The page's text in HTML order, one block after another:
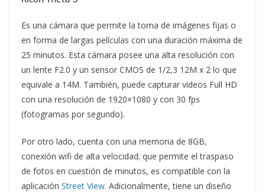
Es una cámara que permite la toma de imágenes fijas o
en forma de largas películas con una duración máxima de
25 minutos. Esta cámara posee una alta resolución con
un lente F2.0 y un sensor CMOS de 1/2,3 12M x 2 lo que
equivale a 14M. También, puede capturar videos Full HD
con una resolución de 1920×1080 y con 30 fps
(fotogramas por segundo).
Por otro lado, cuenta con una memoria de 8GB,
conexión wifi de alta velocidad; que permite el traspaso
de fotos en cuestión de minutos, es compatible con la
aplicación Street View. Adicionalmente, tiene un diseño